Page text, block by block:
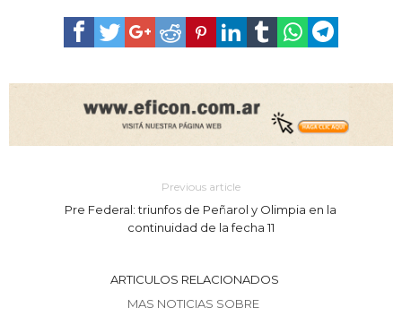
Previous article
Pre Federal: triunfos de Peñarol y Olimpia en la
continuidad de la fecha 11
ARTICULOS RELACIONADOS
MAS NOTICIAS SOBRE